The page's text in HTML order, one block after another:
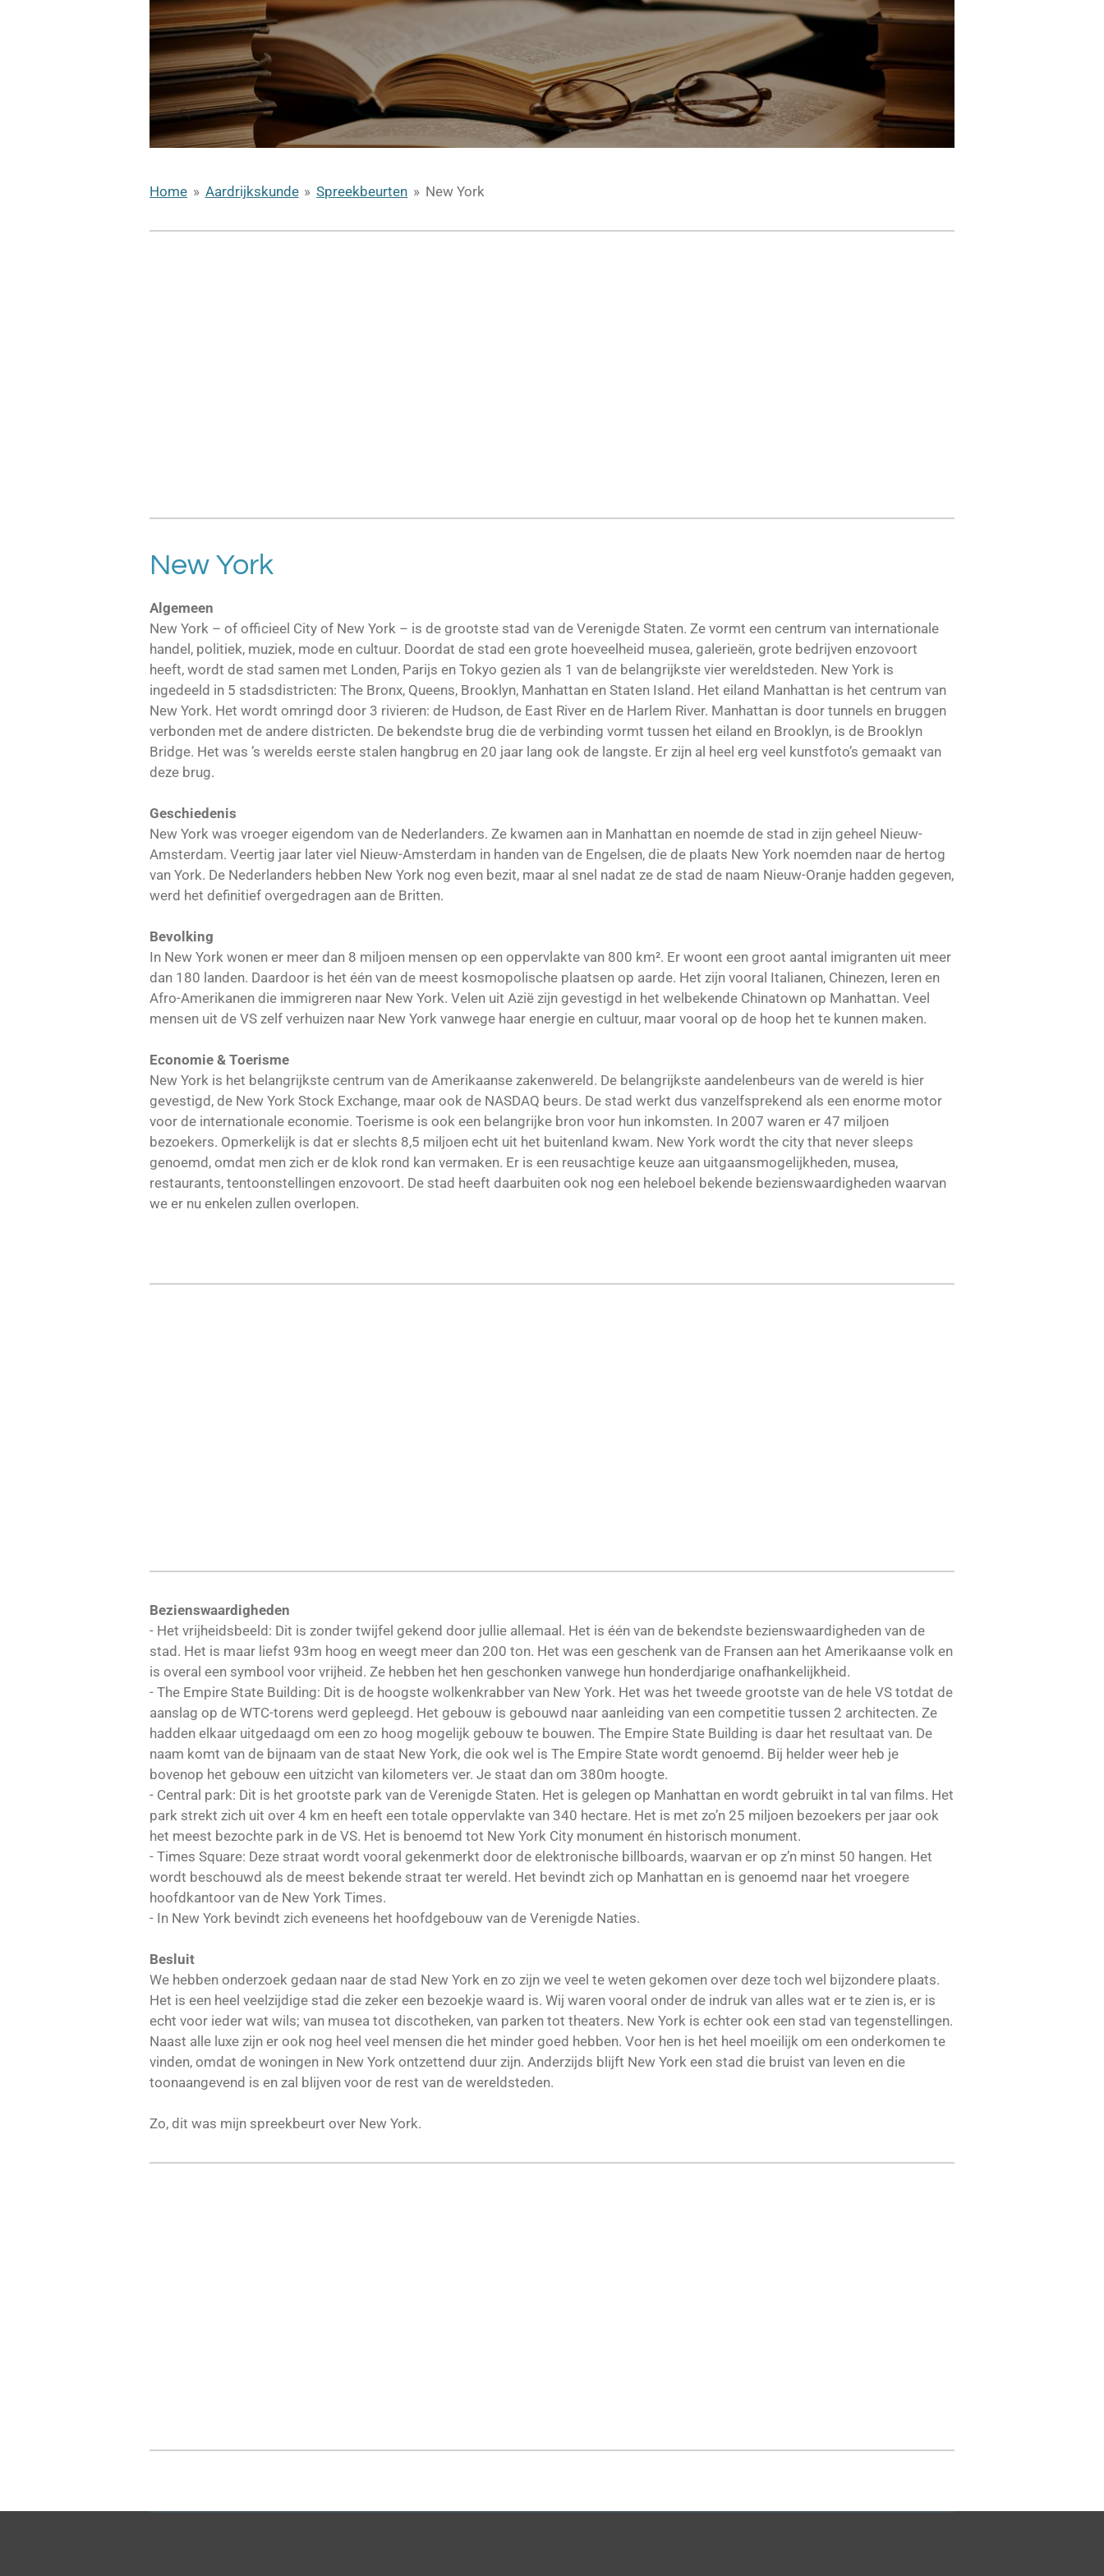
Home » Aardrijkskunde » Spreekbeurten » New York
New York
Algemeen
New York – of officieel City of New York – is de grootste stad van de Verenigde Staten. Ze vormt een centrum van internationale
handel, politiek, muziek, mode en cultuur. Doordat de stad een grote hoeveelheid musea, galerieën, grote bedrijven enzovoort
heeft, wordt de stad samen met Londen, Parijs en Tokyo gezien als 1 van de belangrijkste vier wereldsteden. New York is
ingedeeld in 5 stadsdistricten: The Bronx, Queens, Brooklyn, Manhattan en Staten Island. Het eiland Manhattan is het centrum van
New York. Het wordt omringd door 3 rivieren: de Hudson, de East River en de Harlem River. Manhattan is door tunnels en bruggen
verbonden met de andere districten. De bekendste brug die de verbinding vormt tussen het eiland en Brooklyn, is de Brooklyn
Bridge. Het was ’s werelds eerste stalen hangbrug en 20 jaar lang ook de langste. Er zijn al heel erg veel kunstfoto’s gemaakt van
deze brug.
Geschiedenis
New York was vroeger eigendom van de Nederlanders. Ze kwamen aan in Manhattan en noemde de stad in zijn geheel Nieuw-
Amsterdam. Veertig jaar later viel Nieuw-Amsterdam in handen van de Engelsen, die de plaats New York noemden naar de hertog
van York. De Nederlanders hebben New York nog even bezit, maar al snel nadat ze de stad de naam Nieuw-Oranje hadden gegeven,
werd het definitief overgedragen aan de Britten.
Bevolking
In New York wonen er meer dan 8 miljoen mensen op een oppervlakte van 800 km². Er woont een groot aantal imigranten uit meer
dan 180 landen. Daardoor is het één van de meest kosmopolische plaatsen op aarde. Het zijn vooral Italianen, Chinezen, Ieren en
Afro-Amerikanen die immigreren naar New York. Velen uit Azië zijn gevestigd in het welbekende Chinatown op Manhattan. Veel
mensen uit de VS zelf verhuizen naar New York vanwege haar energie en cultuur, maar vooral op de hoop het te kunnen maken.
Economie & Toerisme
New York is het belangrijkste centrum van de Amerikaanse zakenwereld. De belangrijkste aandelenbeurs van de wereld is hier
gevestigd, de New York Stock Exchange, maar ook de NASDAQ beurs. De stad werkt dus vanzelfsprekend als een enorme motor
voor de internationale economie. Toerisme is ook een belangrijke bron voor hun inkomsten. In 2007 waren er 47 miljoen
bezoekers. Opmerkelijk is dat er slechts 8,5 miljoen echt uit het buitenland kwam. New York wordt the city that never sleeps
genoemd, omdat men zich er de klok rond kan vermaken. Er is een reusachtige keuze aan uitgaansmogelijkheden, musea,
restaurants, tentoonstellingen enzovoort. De stad heeft daarbuiten ook nog een heleboel bekende bezienswaardigheden waarvan
we er nu enkelen zullen overlopen.
Bezienswaardigheden
- Het vrijheidsbeeld: Dit is zonder twijfel gekend door jullie allemaal. Het is één van de bekendste bezienswaardigheden van de
stad. Het is maar liefst 93m hoog en weegt meer dan 200 ton. Het was een geschenk van de Fransen aan het Amerikaanse volk en
is overal een symbool voor vrijheid. Ze hebben het hen geschonken vanwege hun honderdjarige onafhankelijkheid.
- The Empire State Building: Dit is de hoogste wolkenkrabber van New York. Het was het tweede grootste van de hele VS totdat de
aanslag op de WTC-torens werd gepleegd. Het gebouw is gebouwd naar aanleiding van een competitie tussen 2 architecten. Ze
hadden elkaar uitgedaagd om een zo hoog mogelijk gebouw te bouwen. The Empire State Building is daar het resultaat van. De
naam komt van de bijnaam van de staat New York, die ook wel is The Empire State wordt genoemd. Bij helder weer heb je
bovenop het gebouw een uitzicht van kilometers ver. Je staat dan om 380m hoogte.
- Central park: Dit is het grootste park van de Verenigde Staten. Het is gelegen op Manhattan en wordt gebruikt in tal van films. Het
park strekt zich uit over 4 km en heeft een totale oppervlakte van 340 hectare. Het is met zo’n 25 miljoen bezoekers per jaar ook
het meest bezochte park in de VS. Het is benoemd tot New York City monument én historisch monument.
- Times Square: Deze straat wordt vooral gekenmerkt door de elektronische billboards, waarvan er op z’n minst 50 hangen. Het
wordt beschouwd als de meest bekende straat ter wereld. Het bevindt zich op Manhattan en is genoemd naar het vroegere
hoofdkantoor van de New York Times.
- In New York bevindt zich eveneens het hoofdgebouw van de Verenigde Naties.
Besluit
We hebben onderzoek gedaan naar de stad New York en zo zijn we veel te weten gekomen over deze toch wel bijzondere plaats.
Het is een heel veelzijdige stad die zeker een bezoekje waard is. Wij waren vooral onder de indruk van alles wat er te zien is, er is
echt voor ieder wat wils; van musea tot discotheken, van parken tot theaters. New York is echter ook een stad van tegenstellingen.
Naast alle luxe zijn er ook nog heel veel mensen die het minder goed hebben. Voor hen is het heel moeilijk om een onderkomen te
vinden, omdat de woningen in New York ontzettend duur zijn. Anderzijds blijft New York een stad die bruist van leven en die
toonaangevend is en zal blijven voor de rest van de wereldsteden.
Zo, dit was mijn spreekbeurt over New York.